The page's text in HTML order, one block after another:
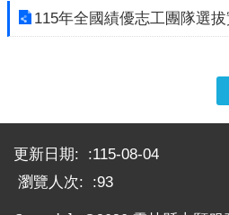
115年全國績優志工團隊選
更新日期:
115-08-04
瀏覽人次:
93